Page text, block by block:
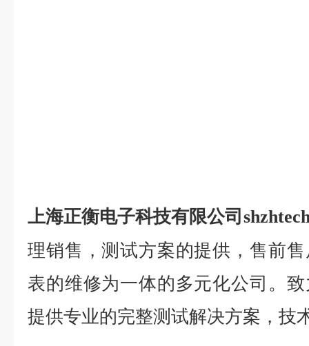
上海正衡电子科技有限公司
理销售，测试方案的提供，售前
表的维修为一体的多元化公司。
提供专业的完整测试解决方案， 技